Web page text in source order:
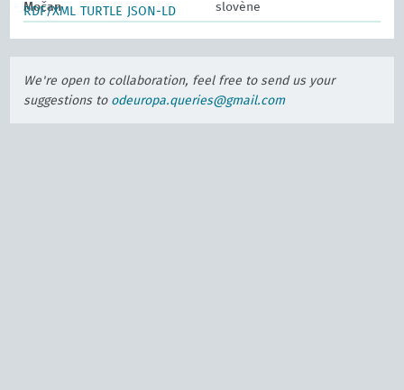
Močan slovène
RDF/XML
TURTLE JSON-LD
We're open to collaboration, feel free to send us your
suggestions to odeuropa.queries@gmail.com